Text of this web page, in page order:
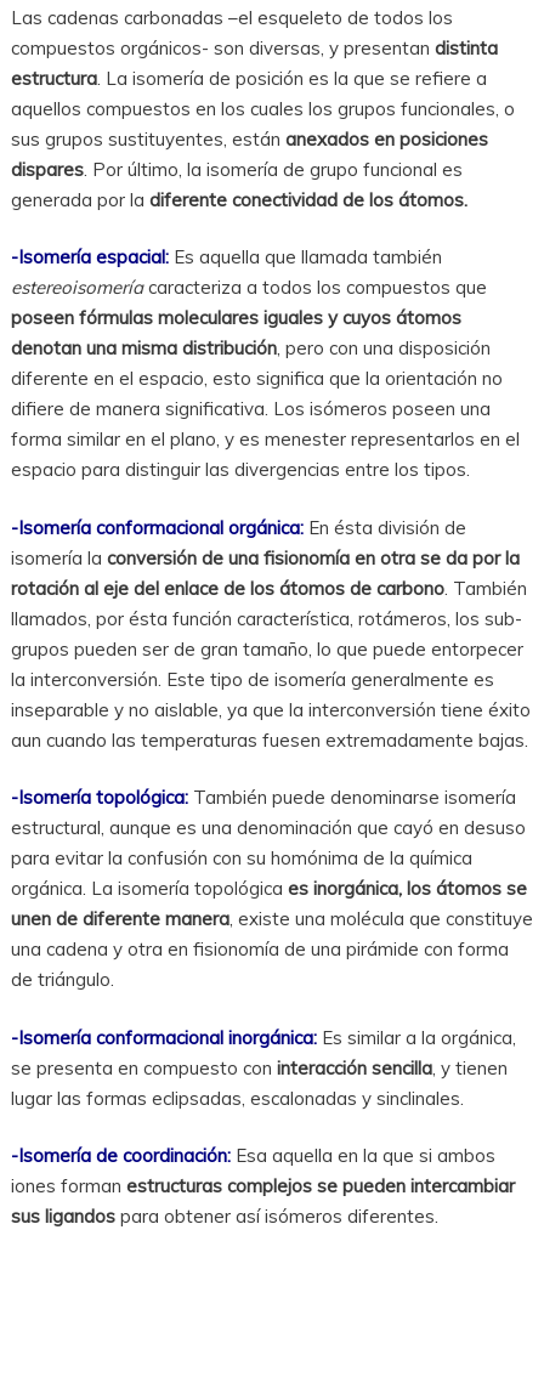
Las cadenas carbonadas –el esqueleto de todos los
compuestos orgánicos- son diversas, y presentan distinta
estructura. La isomería de posición es la que se refiere a
aquellos compuestos en los cuales los grupos funcionales, o
sus grupos sustituyentes, están anexados en posiciones
dispares. Por último, la isomería de grupo funcional es
generada por la diferente conectividad de los átomos.
-Isomería espacial:Es aquella que llamada también
estereoisomeríacaracteriza a todos los compuestos que
poseen fórmulas moleculares iguales y cuyos átomos
denotan una misma distribución, pero con una disposición
diferente en el espacio, esto significa que la orientación no
difiere de manera significativa. Los isómeros poseen una
forma similar en el plano, y es menester representarlos en el
espacio para distinguir las divergencias entre los tipos.
-Isomería conformacional orgánica:En ésta división de
isomería la conversión de una fisionomía en otra se da por la
rotación al eje del enlace de los átomos de carbono. También
llamados, por ésta función característica, rotámeros, los sub-
grupos pueden ser de gran tamaño, lo que puede entorpecer
la interconversión. Este tipo de isomería generalmente es
inseparable y no aislable, ya que la interconversión tiene éxito
aun cuando las temperaturas fuesen extremadamente bajas.
-Isomería topológica:También puede denominarse isomería
estructural, aunque es una denominación que cayó en desuso
para evitar la confusión con su homónima de la química
orgánica. La isomería topológica es inorgánica, los átomos se
unen de diferente manera, existe una molécula que constituye
una cadena y otra en fisionomía de una pirámide con forma
de triángulo.
-Isomería conformacional inorgánica: Es similar a la orgánica,
se presenta en compuesto con interacción sencilla, y tienen
lugar las formas eclipsadas, escalonadas y sinclinales.
-Isomería de coordinación:Esa aquella en la que si ambos
iones forman estructuras complejos se pueden intercambiar
sus ligandospara obtener así isómeros diferentes.